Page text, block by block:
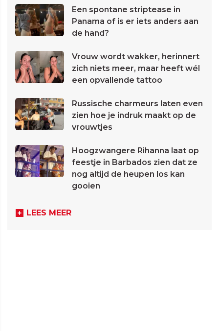
Een spontane striptease in
Panama of is er iets anders aan
de hand?
Vrouw wordt wakker, herinnert
zich niets meer, maar heeft wél
een opvallende tattoo
Russische charmeurs laten even
zien hoe je indruk maakt op de
vrouwtjes
Hoogzwangere Rihanna laat op
feestje in Barbados zien dat ze
nog altijd de heupen los kan
gooien
LEES MEER